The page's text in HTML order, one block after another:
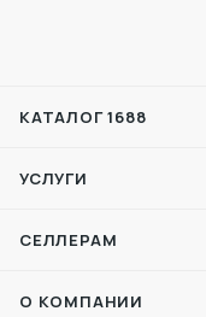
КАТАЛОГ 1688
УСЛУГИ
СЕЛЛЕРАМ
О КОМПАНИИ